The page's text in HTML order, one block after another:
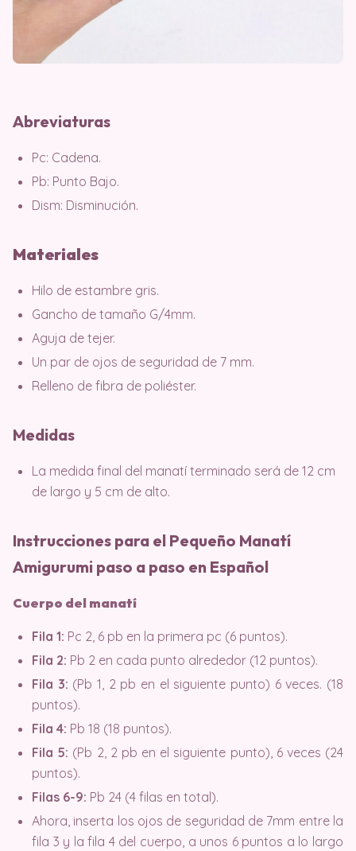
Abreviaturas
Pc: Cadena.
Pb: Punto Bajo.
Dism: Disminución.
Materiales
Hilo de estambre gris.
Gancho de tamaño G/4mm.
Aguja de tejer.
Un par de ojos de seguridad de 7 mm.
Relleno de fibra de poliéster.
Medidas
La medida final del manatí terminado será de 12 cm
de largo y 5 cm de alto.
Instrucciones para el Pequeño Manatí
Amigurumi paso a paso en Español
Cuerpo del manatí
Fila 1: Pc 2, 6 pb en la primera pc (6 puntos).
Fila 2: Pb 2 en cada punto alrededor (12 puntos).
Fila 3: (Pb 1, 2 pb en el siguiente punto) 6 veces. (18
puntos).
Fila 4: Pb 18 (18 puntos).
Fila 5: (Pb 2, 2 pb en el siguiente punto), 6 veces (24
puntos).
Filas 6-9: Pb 24 (4 filas en total).
Ahora, inserta los ojos de seguridad de 7mm entre la
fila 3 y la fila 4 del cuerpo, a unos 6 puntos a lo largo